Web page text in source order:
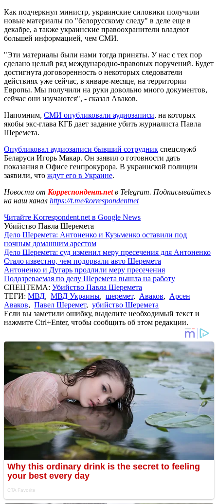
Как подчеркнул министр, украинские силовики получили
новые материалы по "белорусскому следу" в деле еще в
декабре, а также украинские правоохранители владеют
большей информацией, чем СМИ.
"Эти материалы были нами тогда приняты. У нас с тех пор
сделано целый ряд международно-правовых поручений. Будет
достигнута договоренность о некоторых следователи
действиях уже сейчас, в январе-месяце, на территории
Европы. Мы получили на руки довольно много документов,
сейчас они изучаются", - сказал Аваков.
Напомним, СМИ опубликовали аудиозаписи, на которых
якобы экс-глава КГБ дает задание убить журналиста Павла
Шеремета.
Опубликовал аудиозаписи бывший сотрудник спецслужб
Беларуси Игорь Макар. Он заявил о готовности дать
показания в Офисе генпрокурора. В украинской полиции
заявили, что ждут его в Украине.
Новости от Корреспондент.netв Telegram. Подписывайтесь
на наш канал https://t.me/korrespondentnet
Читайте Korrespondent.net в Google News
Убийство Павла Шеремета
Дело Шеремета: Антоненко и Кузьменко оставили под
ночным домашним арестом
Дело Шеремета: суд изменил меру пресечения для Антоненко
Стало известно, чем подорвали авто Шеремета
Антоненко и Дугарь продлили меру пресечения
Подозреваемая по делу Шеремета вышла на работу
СПЕЦТЕМА: Убийство Павла Шеремета
ТЕГИ: МВД, МВД Украины, шеремет, Аваков, Арсен
Аваков, Павел Шеремет, убийство Шеремета
Если вы заметили ошибку, выделите необходимый текст и
нажмите Ctrl+Enter, чтобы сообщить об этом редакции.